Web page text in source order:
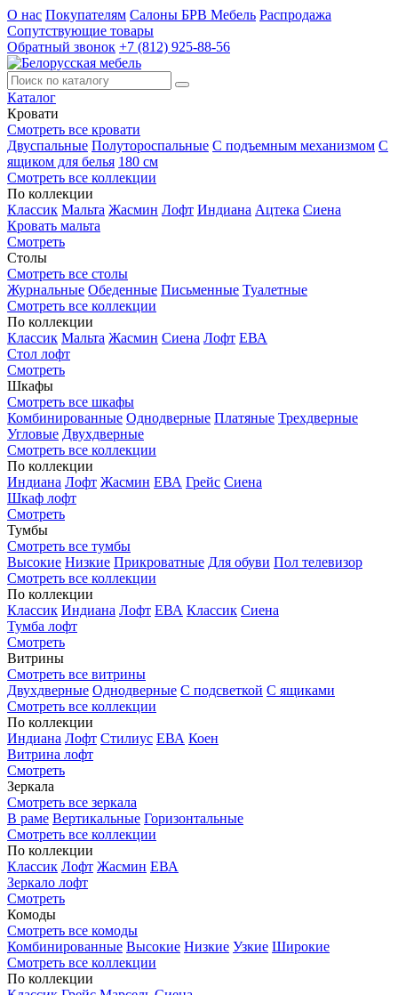
О нас Покупателям Салоны БРВ Мебель Распродажа
Сопутствующие товары
Обратный звонок +7 (812) 925-88-56
Каталог
Кровати
Смотреть все кровати
Двуспальные Полутороспальные С подъемным механизмом С
ящиком для белья 180 см
Смотреть все коллекции
По коллекции
Классик Мальта Жасмин Лофт Индиана Ацтека Сиена
Кровать мальта
Смотреть
Столы
Смотреть все столы
Журнальные Обеденные Письменные Туалетные
Смотреть все коллекции
По коллекции
Классик Мальта Жасмин Сиена Лофт ЕВА
Стол лофт
Смотреть
Шкафы
Смотреть все шкафы
Комбинированные Однодверные Платяные Трехдверные
Угловые Двухдверные
Смотреть все коллекции
По коллекции
Индиана Лофт Жасмин ЕВА Грейс Сиена
Шкаф лофт
Смотреть
Тумбы
Смотреть все тумбы
Высокие Низкие Прикроватные Для обуви Пол телевизор
Смотреть все коллекции
По коллекции
Классик Индиана Лофт ЕВА Классик Сиена
Тумба лофт
Смотреть
Витрины
Смотреть все витрины
Двухдверные Однодверные С подсветкой С ящиками
Смотреть все коллекции
По коллекции
Индиана Лофт Стилиус ЕВА Коен
Витрина лофт
Смотреть
Зеркала
Смотреть все зеркала
В раме Вертикальные Горизонтальные
Смотреть все коллекции
По коллекции
Классик Лофт Жасмин ЕВА
Зеркало лофт
Смотреть
Комоды
Смотреть все комоды
Комбинированные Высокие Низкие Узкие Широкие
Смотреть все коллекции
По коллекции